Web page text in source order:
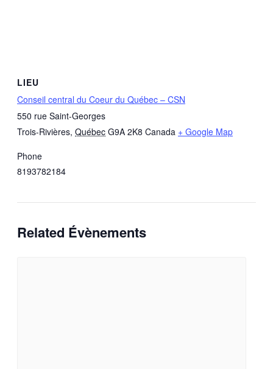
LIEU
Conseil central du Coeur du Québec – CSN
550 rue Saint-Georges
Trois-Rivières, Québec G9A 2K8 Canada + Google Map
Phone
8193782184
Related Évènements